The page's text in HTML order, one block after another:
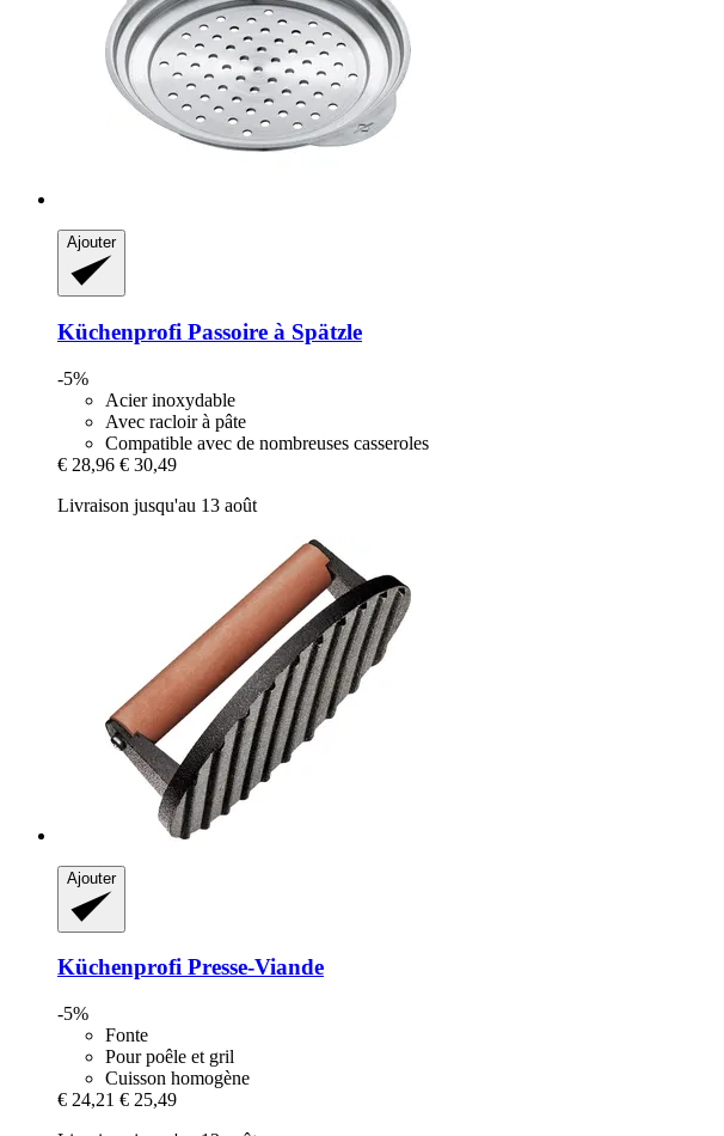
Ajouter
Küchenprofi Passoire à Spätzle
-5%
Acier inoxydable
Avec racloir à pâte
Compatible avec de nombreuses casseroles
€ 28,96 € 30,49
Livraison jusqu'au 13 août
Ajouter
Küchenprofi Presse-​Viande
-5%
Fonte
Pour poêle et gril
Cuisson homogène
€ 24,21 € 25,49